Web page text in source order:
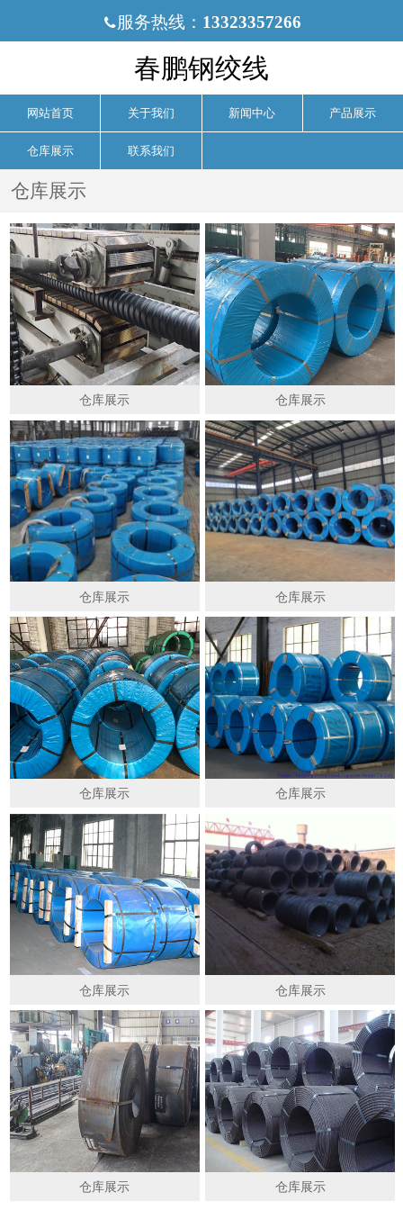
服务热线： 13323357266
春鹏钢绞线
网站首页 关于我们 新闻中心 产品展示
仓库展示 联系我们
仓库展示
仓库展示 仓库展示
仓库展示 仓库展示
仓库展示 仓库展示
仓库展示 仓库展示
仓库展示 仓库展示